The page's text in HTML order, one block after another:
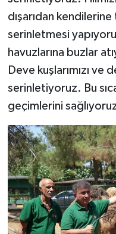
dışarıdan
serinletmesi
havuzlarına buzlar
Deve kuşlarımızı ve
serinletiyoruz. Bu
geçimlerini